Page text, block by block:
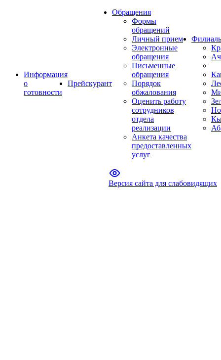
Информация
о
готовности
Прейскурант
Обращения
Формы
обращений
Личный прием
Электронные
обращения
Письменные
обращения
Порядок
обжалования
Оценить работу
сотрудников
отдела
реализации
Анкета качества
предоставленных
услуг
Версия сайта для слабовидящих